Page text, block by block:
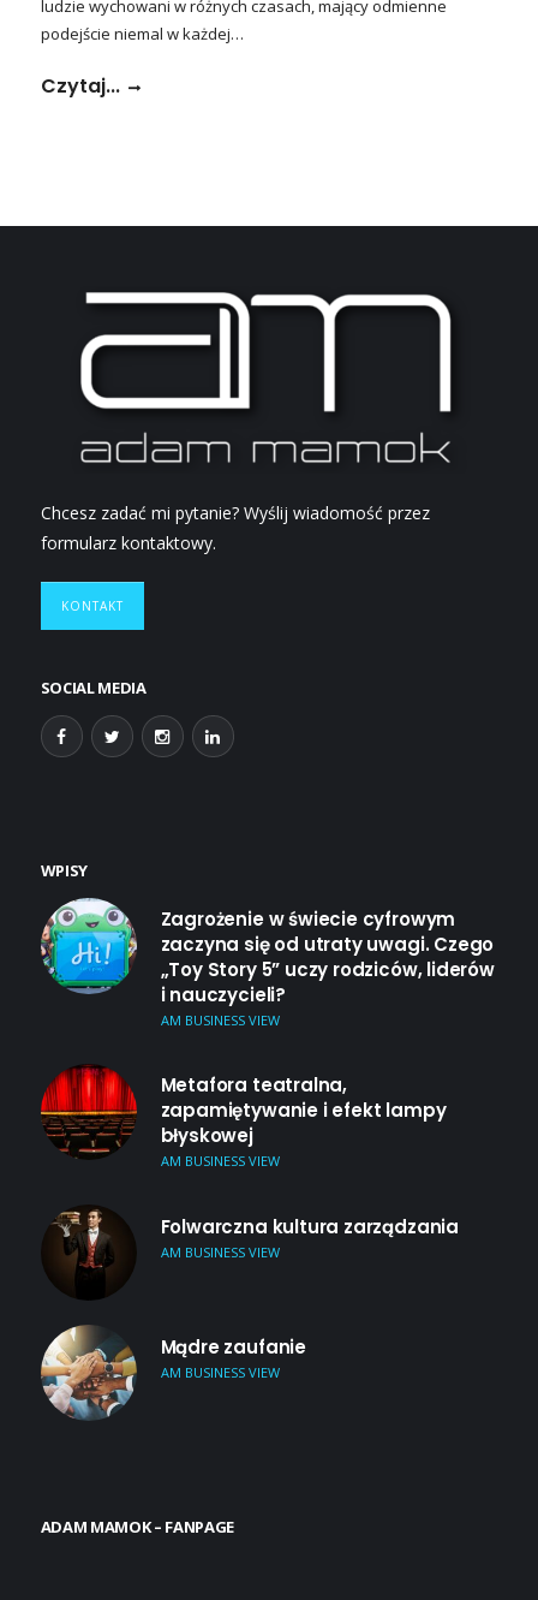
ludzie wychowani w różnych czasach, mający odmienne
podejście niemal w każdej…
Czytaj...
Chcesz zadać mi pytanie? Wyślij wiadomość przez
formularz kontaktowy.
KONTAKT
SOCIAL MEDIA
WPISY
Zagrożenie w świecie cyfrowym
zaczyna się od utraty uwagi. Czego
„Toy Story 5” uczy rodziców, liderów
i nauczycieli?
AM BUSINESS VIEW
Metafora teatralna,
zapamiętywanie i efekt lampy
błyskowej
AM BUSINESS VIEW
Folwarczna kultura zarządzania
AM BUSINESS VIEW
Mądre zaufanie
AM BUSINESS VIEW
ADAM MAMOK – FANPAGE